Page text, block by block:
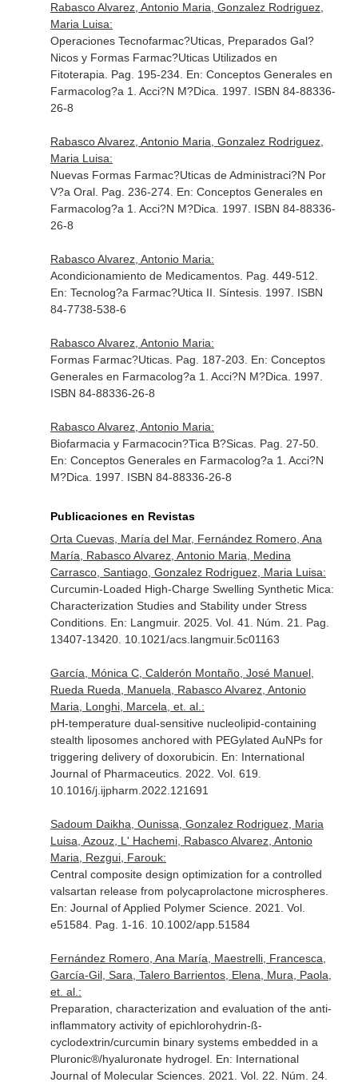
Rabasco Alvarez, Antonio Maria, Gonzalez Rodriguez,
Maria Luisa:
Operaciones Tecnofarmac?Uticas, Preparados Gal?
Nicos y Formas Farmac?Uticas Utilizados en
Fitoterapia. Pag. 195-234. En: Conceptos Generales en
Farmacolog?a 1
. Acci?N M?Dica. 1997. ISBN 84-88336-
26-8
Rabasco Alvarez, Antonio Maria, Gonzalez Rodriguez,
Maria Luisa:
Nuevas Formas Farmac?Uticas de Administraci?N Por
V?a Oral. Pag. 236-274. En: Conceptos Generales en
Farmacolog?a 1
. Acci?N M?Dica. 1997. ISBN 84-88336-
26-8
Rabasco Alvarez, Antonio Maria:
Acondicionamiento de Medicamentos. Pag. 449-512.
En: Tecnolog?a Farmac?Utica II . Síntesis. 1997. ISBN
84-7738-538-6
Rabasco Alvarez, Antonio Maria:
Formas Farmac?Uticas. Pag. 187-203. En: Conceptos
Generales en Farmacolog?a 1
. Acci?N M?Dica. 1997.
ISBN 84-88336-26-8
Rabasco Alvarez, Antonio Maria:
Biofarmacia y Farmacocin?Tica B?Sicas. Pag. 27-50.
En: Conceptos Generales en Farmacolog?a 1
. Acci?N
M?Dica. 1997. ISBN 84-88336-26-8
Publicaciones en Revistas
Orta Cuevas, María del Mar, Fernández Romero, Ana
María, Rabasco Alvarez, Antonio Maria, Medina
Carrasco, Santiago, Gonzalez Rodriguez, Maria Luisa:
Curcumin-Loaded High-Charge Swelling Synthetic Mica:
Characterization Studies and Stability under Stress
Conditions. En: Langmuir. 2025. Vol. 41. Núm. 21. Pag.
13407-13420. 10.1021/acs.langmuir.5c01163
García, Mónica C, Calderón Montaño, José Manuel,
Rueda Rueda, Manuela, Rabasco Alvarez, Antonio
Maria, Longhi, Marcela, et. al.:
pH-temperature dual-sensitive nucleolipid-containing
stealth liposomes anchored with PEGylated AuNPs for
triggering delivery of doxorubicin. En: International
Journal of Pharmaceutics. 2022. Vol. 619.
10.1016/j.ijpharm.2022.121691
Sadoum Daikha, Ounissa, Gonzalez Rodriguez, Maria
Luisa, Azouz, L' Hachemi, Rabasco Alvarez, Antonio
Maria, Rezgui, Farouk:
Central composite design optimization for a controlled
valsartan release from polycaprolactone microspheres.
En: Journal of Applied Polymer Science. 2021. Vol.
e51584. Pag. 1-16. 10.1002/app.51584
Fernández Romero, Ana María, Maestrelli, Francesca,
García-Gil, Sara, Talero Barrientos, Elena, Mura, Paola,
et. al.:
Preparation, characterization and evaluation of the anti-
inflammatory activity of epichlorohydrin-ß-
cyclodextrin/curcumin binary systems embedded in a
Pluronic®/hyaluronate hydrogel. En: International
Journal of Molecular Sciences. 2021. Vol. 22. Núm. 24.